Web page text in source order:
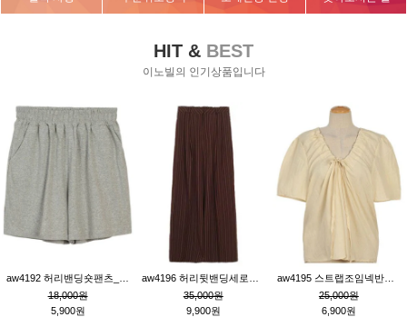
HIT & BEST
이노빌의 인기상품입니다
18,000원
5,900원
35,000원
9,900원
25,000원
6,900원